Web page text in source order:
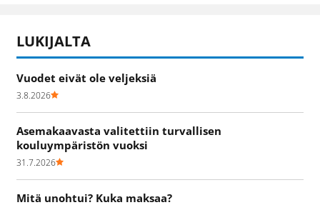
LUKIJALTA
Vuodet eivät ole veljeksiä
3.8.2026
Asemakaavasta valitettiin turvallisen
kouluympäristön vuoksi
31.7.2026
Mitä unohtui? Kuka maksaa?